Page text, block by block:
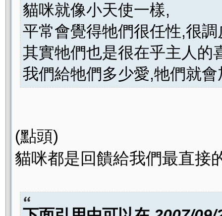
貓咪就像小天使一樣,
平常會覺得牠們很任性,很調
其實牠們也是很在乎主人的
我們給牠們多少愛,牠們就
(點頭)
貓咪都是回饋給我們最直接